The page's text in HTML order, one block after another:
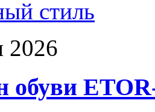
2026
обуви